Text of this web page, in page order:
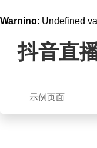
Warning: Undefined
content抖音直
示例页面